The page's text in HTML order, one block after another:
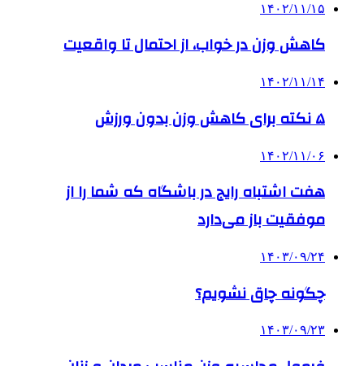
۱۴۰۲/۱۱/۱۵
کاهش وزن در خواب، از احتمال تا واقعیت
۱۴۰۲/۱۱/۱۴
۵ نکته برای کاهش وزن بدون ورزش
۱۴۰۲/۱۱/۰۶
هفت اشتباه رایج در باشگاه که شما را از
موفقیت باز می‌دارد
۱۴۰۳/۰۹/۲۴
چگونه چاق نشویم؟
۱۴۰۳/۰۹/۲۳